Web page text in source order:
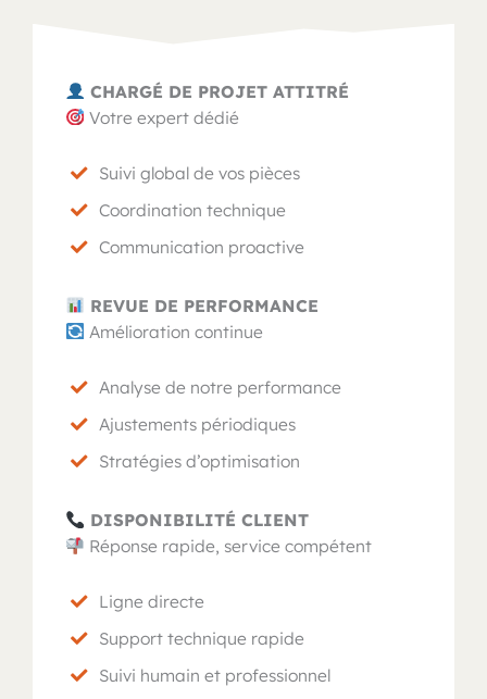
CHARGÉ DE PROJET ATTITRÉ
Votre expert dédié
Suivi global de vos pièces
Coordination technique
Communication proactive
REVUE DE PERFORMANCE
Amélioration continue
Analyse de notre performance
Ajustements périodiques
Stratégies d’optimisation
DISPONIBILITÉ CLIENT
Réponse rapide, service compétent
Ligne directe
Support technique rapide
Suivi humain et professionnel